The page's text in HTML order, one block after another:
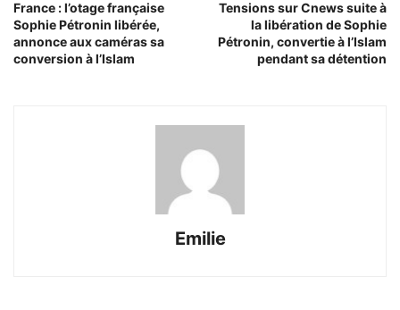
France : l’otage française
Sophie Pétronin libérée,
annonce aux caméras sa
conversion à l’Islam
Tensions sur Cnews suite à
la libération de Sophie
Pétronin, convertie à l’Islam
pendant sa détention
Emilie